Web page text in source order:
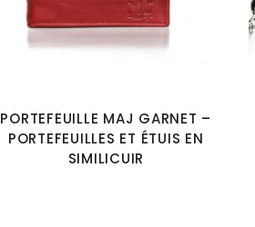
PORTEFEUILLE MAJ GARNET –
PORTEFEUILLES ET ÉTUIS EN
SIMILICUIR